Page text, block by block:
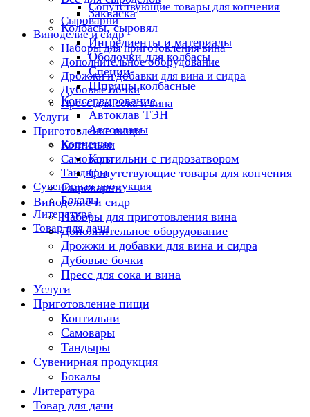
Сопутствующие товары для копчения
Сыроварни
Виноделие и сидр
Наборы для приготовления вина
Дополнительное оборудование
Дрожжи и добавки для вина и сидра
Дубовые бочки
Пресс для сока и вина
Услуги
Приготовление пищи
Коптильни
Самовары
Тандыры
Сувенирная продукция
Бокалы
Литература
Товар для дачи
Закваска
Колбасы, сыровял
Ингредиенты и материалы
Оболочки для колбасы
Специи
Шприцы колбасные
Консервирование
Автоклав ТЭН
Автоклавы
Копчение
Коптильни с гидрозатвором
Сопутствующие товары для копчения
Сыроварни
Виноделие и сидр
Наборы для приготовления вина
Дополнительное оборудование
Дрожжи и добавки для вина и сидра
Дубовые бочки
Пресс для сока и вина
Услуги
Приготовление пищи
Коптильни
Самовары
Тандыры
Сувенирная продукция
Бокалы
Литература
Товар для дачи